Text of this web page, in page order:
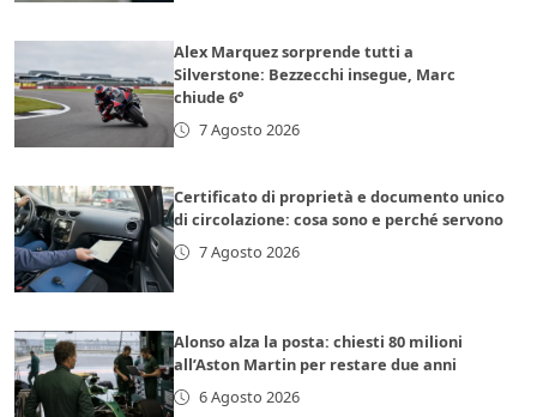
Alex Marquez sorprende tutti a
Silverstone: Bezzecchi insegue, Marc
chiude 6°
7 Agosto 2026
Certificato di proprietà e documento unico
di circolazione: cosa sono e perché servono
7 Agosto 2026
Alonso alza la posta: chiesti 80 milioni
all’Aston Martin per restare due anni
6 Agosto 2026